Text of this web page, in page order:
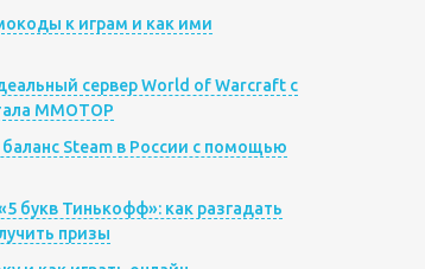
к играм и как ими
сервер World of Warcraft с
MMOTOP
Steam в России с помощью
букв Тинькофф»: как разгадать
призы